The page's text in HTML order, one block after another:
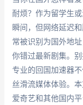
耐烦？作为留学生
瞬间，但网络延迟
常被识别为国外地
你错过最新剧集。
专业的回国加速器
丝滑流媒体体验。
爱奇艺和其他国内